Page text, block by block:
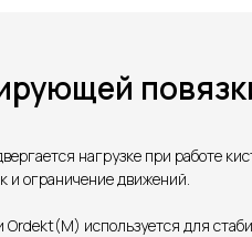
нагрузке при работе
и ограничение движений.
используется для